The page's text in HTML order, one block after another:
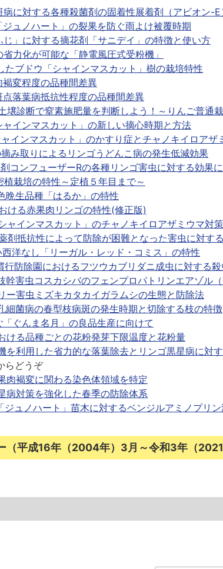
病に対する各種殺菌剤の固着性展着剤（アビオン-
ジュノハート」の裂果を防ぐ雨よけ被覆時期
じ」に対する摘花剤「サニデイ」の特徴と使い方
力化が可能な「静電風圧式受粉機」
たブドウ「シャインマスカット」樹の栽培特性
褐変程度の品種間差異
点落葉病抵抗性程度の品種間差異
壌診断で窒素施肥量を判断しよう！～りんご普通
ャインマスカット」の新しい摘心時期と方法
インマスカット」のかすり症とチャノキイロアザ
み取りによるリンゴうどんこ病の発生低減効果
コンフューザーRの各種リンゴ害虫に対する効果
植栽培の特性～定植５年目まで～
晩生品種「はるか」の特性
ける赤果肉リンゴの特性(修正版)
ャインマスカット」のチャノキイロアザミウマ対策
剤抵抗性によって防除が困難となった害虫に対す
洋なし「リーガル・レッド・コミス」の特性
行防除園におけるフツウカブリダニ成虫に対する
幹害虫コスカシバのフェンプロパトリンエアゾル
ー害虫ミズキカタカイガラムシの生態と防除法
細菌病の春型枝病斑の発生時期と切除する枝の特徴
ぐんま名月」の良品生産に向けて
ける品種ごとの花粉発芽下限温度と花粉量
を利用した省力的な落葉除去とリンゴ黒星病に対
らどうぞ
肉褐変に関わる染色体領域を特定
病対策を強化した春季の防除体系
ジュノハート」苗木に対するベンジルアミノプリ
（平成16年（2004年）3月～令和3年（